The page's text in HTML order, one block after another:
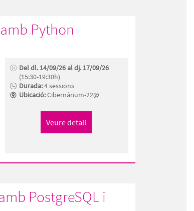
Python
Del dl. 14/09/26 al dj. 17/09/26
(15:30-19:30h)
Durada:4 sessions
Ubicació:Cibernàrium-22@
PostgreSQL i